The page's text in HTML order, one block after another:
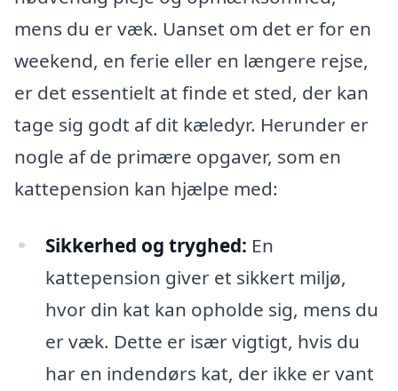
mens du er væk. Uanset om det er for en
weekend, en ferie eller en længere rejse,
er det essentielt at finde et sted, der kan
tage sig godt af dit kæledyr. Herunder er
nogle af de primære opgaver, som en
kattepension kan hjælpe med:
Sikkerhed og tryghed: En
kattepension giver et sikkert miljø,
hvor din kat kan opholde sig, mens du
er væk. Dette er især vigtigt, hvis du
har en indendørs kat, der ikke er vant